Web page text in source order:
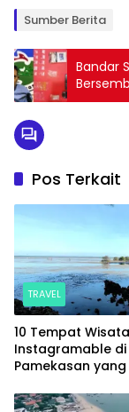
Sumber Berita
Bandar
Simpan
Pos Terkait
TRAVEL
10 Tempat Wisata
Instagramable di
Pamekasan yang